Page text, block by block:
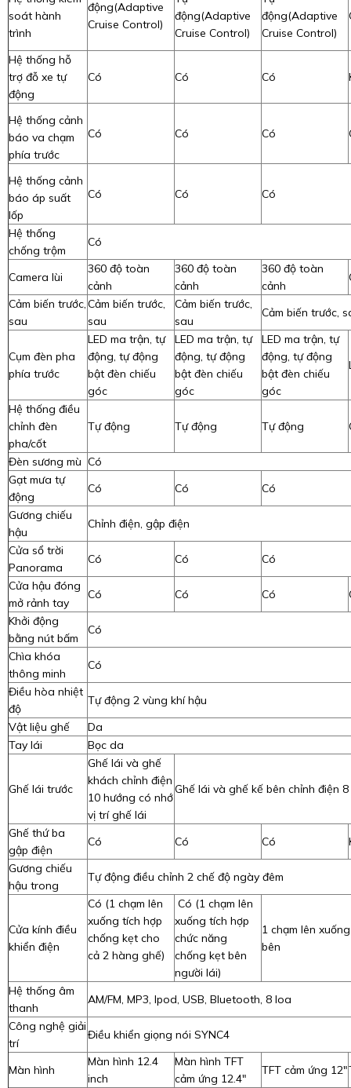
soát hành
trình
động(Adaptive
Cruise Control)
động(Adaptive
Cruise Control)
động(Adaptive
Cruise Control)
Hệ thống hỗ
trợ đỗ xe tự
động
Có Có Có
Hệ thống cảnh
báo va chạm
phía trước
Có Có Có
Hệ thống cảnh
báo áp suất
lốp
Có Có Có
Hệ thống
chống trộm
Có
Camera lùi
360 độ toàn
cảnh
360 độ toàn
cảnh
360 độ toàn
cảnh
Cảm biến trước,
sau
Cảm biến trước,
sau
Cảm biến trước,
sau
Cảm biến trước,
Cụm đèn pha
phía trước
LED ma trận, tự
động, tự động
bật đèn chiếu
góc
LED ma trận, tự
động, tự động
bật đèn chiếu
góc
LED ma trận, tự
động, tự động
bật đèn chiếu
góc
Hệ thống điều
chỉnh đèn
pha/cốt
Tự động Tự động Tự động
Đèn sương mù Có
Gạt mưa tự
động
Có Có
Có
Gương chiếu
hậu
Chỉnh điện, gập điện
Cửa sổ trời
Panorama
Có Có
Có
Cửa hậu đóng
mở rảnh tay
Có Có Có
Khởi động
bằng nút bấm
Có
Chìa khóa
thông minh
Có
Điều hòa nhiệt
độ
Tự động 2 vùng khí hậu
Vật liệu ghế
Da
Tay lái
Bọc da
Ghế lái trước
Ghế lái và ghế
khách chỉnh điện
10 hướng có nhớ
vị trí ghế lái
Ghế lái và ghế kế bên chỉnh điện
Ghế thứ ba
gập điện
Có Có Có
Gương chiếu
hậu trong
Tự động điều chỉnh 2 chế độ ngày đêm
Cửa kính điều
khiển điện
Có (1 chạm lên
xuống tích hợp
chống kẹt cho
cả 2 hàng ghế)
Có (1 chạm lên
xuống tích hợp
chức năng
chống kẹt bên
người lái)
1 chạm lên
bên
Hệ thống âm
thanh
AM/FM, MP3, Ipod, USB, Bluetooth, 8 loa
Công nghệ giải
trí
Điều khiển giọng nói SYNC4
Màn hình
Màn hình 12.4
inch
Màn hình TFT
cảm ứng 12.4"
TFT cảm ứng 12″